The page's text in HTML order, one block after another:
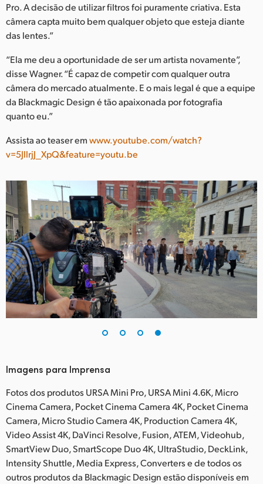
Pro. A decisão de utilizar filtros foi puramente criativa. Esta
câmera capta muito bem qualquer objeto que esteja diante
das lentes.”
“Ela me deu a oportunidade de ser um artista novamente”,
disse Wagner. “É capaz de competir com qualquer outra
câmera do mercado atualmente. E o mais legal é que a equipe
da Blackmagic Design é tão apaixonada por fotografia
quanto eu.”
Assista ao teaser emwww.youtube.com/watch?
v=5JllrjJ_XpQ&feature=youtu.be
Imagens para Imprensa
Fotos dos produtos URSA Mini Pro, URSA Mini 4.6K, Micro
Cinema Camera, Pocket Cinema Camera 4K, Pocket Cinema
Camera, Micro Studio Camera 4K, Production Camera 4K,
Video Assist 4K, DaVinci Resolve, Fusion, ATEM, Videohub,
SmartView Duo, SmartScope Duo 4K, UltraStudio, DeckLink,
Intensity Shuttle, Media Express, Converters e de todos os
outros produtos da Blackmagic Design estão disponíveis em